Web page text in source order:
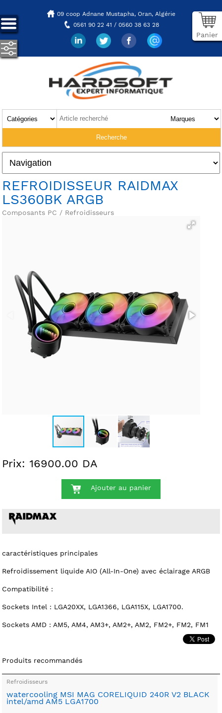
09 coop Adnane Mustapha, Oran, Algérie
0561 90 22 41 / 0560 38 63 28
Panier
REFROIDISSEUR RAIDMAX
LS360BK ARGB
Composants PC / Refroidisseurs
Prix: 16900.00 DA
Ajouter au panier
caractéristiques principales
Refroidissement liquide AIO (All-In-One) avec éclairage ARGB
Compatibilité :
Sockets Intel : LGA20XX, LGA1366, LGA115X, LGA1700.
Sockets AMD : AM5, AM4, AM3+, AM2+, AM2, FM2+, FM2, FM1
Produits recommandés
Refroidisseurs
watercooling MSI MAG CORELIQUID 240R V2 BLACK
intel/amd AM5 LGA1700